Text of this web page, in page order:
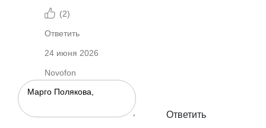
(2)
Ответить
24 июня 2026
Novofon
Ответить